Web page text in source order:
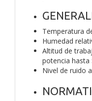
Temperatura
Humedad
Altitud de
potencia hasta
Nivel de ruido